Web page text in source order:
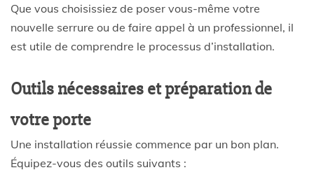
Que vous choisissiez de poser vous-même votre
nouvelle serrure ou de faire appel à un professionnel, il
est utile de comprendre le processus d’installation.
Outils nécessaires et préparation de
votre porte
Une installation réussie commence par un bon plan.
Équipez-vous des outils suivants :